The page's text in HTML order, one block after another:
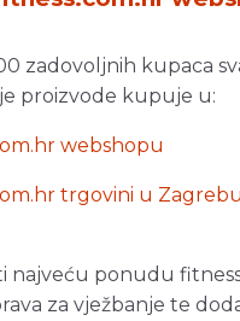
zadovoljnih kupaca
proizvode kupuje u:
webshopu
trgovini u Zagrebu
najveću ponudu
za vježbanje te